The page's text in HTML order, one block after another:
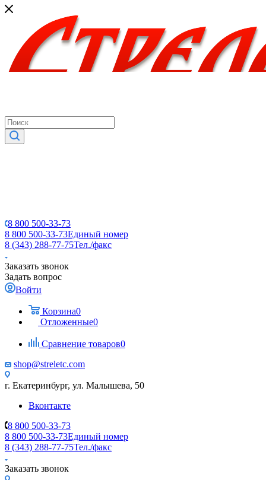
8 800 500-33-73
8 800 500-33-73Единый номер
8 (343) 288-77-75Тел./факс
Заказать звонок
Задать вопрос
Войти
Корзина0
Отложенные0
Сравнение товаров0
shop@streletc.com
г. Екатеринбург, ул. Малышева, 50
Вконтакте
8 800 500-33-73
8 800 500-33-73Единый номер
8 (343) 288-77-75Тел./факс
Заказать звонок